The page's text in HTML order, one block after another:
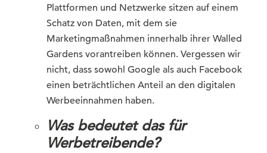
Plattformen und Netzwerke sitzen auf einem
Schatz von Daten, mit dem sie
Marketingmaßnahmen innerhalb ihrer Walled
Gardens vorantreiben können. Vergessen wir
nicht, dass sowohl Google als auch Facebook
einen beträchtlichen Anteil an den digitalen
Werbeeinnahmen haben.
Was bedeutet das für
Werbetreibende?